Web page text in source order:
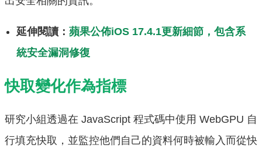
延伸閱讀： 蘋果公佈iOS 17.4.1更新細節，包含系
統安全漏洞修復
快取變化作為指標
研究小組透過在 JavaScript 程式碼中使用 WebGPU 自
行填充快取，並監控他們自己的資料何時被輸入而從快